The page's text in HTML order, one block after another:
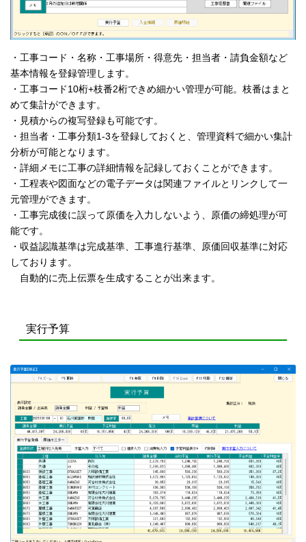
・工事コード・名称・工事場所・得意先・担当者・請負金額など
基本情報を登録管理します。
・工事コード10桁+枝番2桁できめ細かい管理が可能。枝番はまと
めて集計ができます。
・見積からの複写登録も可能です。
・担当者・工事分類1-3を登録しておくと、管理資料で細かい集計
分析が可能となります。
・詳細メモに工事の詳細情報を記録しておくことができます。
・工程表や図面などの電子データは関連ファイルとリンクして一
元管理ができます。
・工事完成後に誤って原価を入力しないよう、原価の締処理が可
能です。
・収益認識基準は完成基準、工事進行基準、原価回収基準に対応
しております。
自動的に売上伝票を生成することが出来ます。
実行予算